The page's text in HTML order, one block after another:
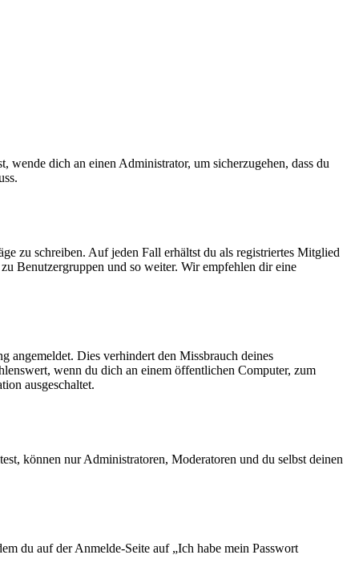
dich an einen Administrator, um sicherzugehen, dass du
zu schreiben. Auf jeden Fall erhältst du als registriertes Mitglied
Benutzergruppen und so weiter. Wir empfehlen dir eine
angemeldet. Dies verhindert den Missbrauch deines
wenn du dich an einem öffentlichen Computer, zum
ausgeschaltet.
können nur Administratoren, Moderatoren und du selbst deinen
du auf der Anmelde-Seite auf „Ich habe mein Passwort